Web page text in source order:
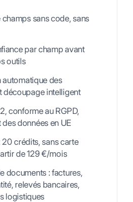
sans code, sans
par champ avant
outils
automatique des
découpage intelligent
conforme au RGPD,
données en UE
20 crédits, sans carte
de 129 €/mois
documents : factures,
relevés bancaires,
logistiques